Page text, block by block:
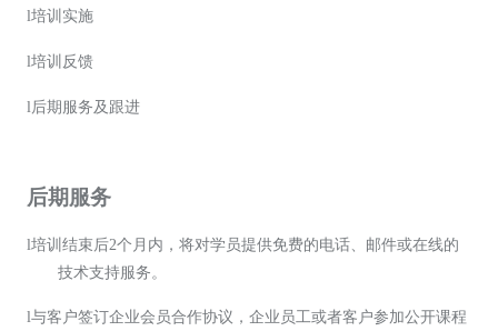
l培训实施
l培训反馈
l后期服务及跟进
后期服务
l培训结束后2个月内，将对学员提供免费的电话、邮件或在线的
技术支持服务。
l与客户签订企业会员合作协议，企业员工或者客户参加公开课程